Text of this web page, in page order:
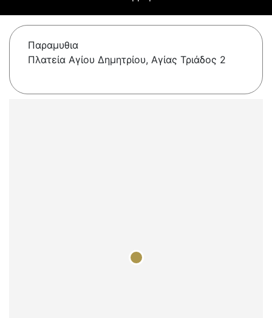
Παραμυθια
Πλατεία Αγίου Δημητρίου, Αγίας Τριάδος 2